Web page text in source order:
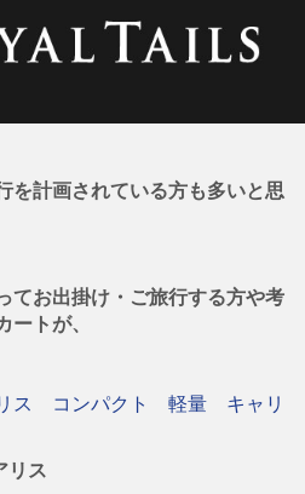
を計画されている方も多いと思
てお出掛け・ご旅行する方や考
トが、
リス